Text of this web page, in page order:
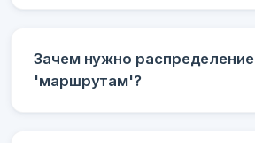
Зачем нужно
'маршрутам'?